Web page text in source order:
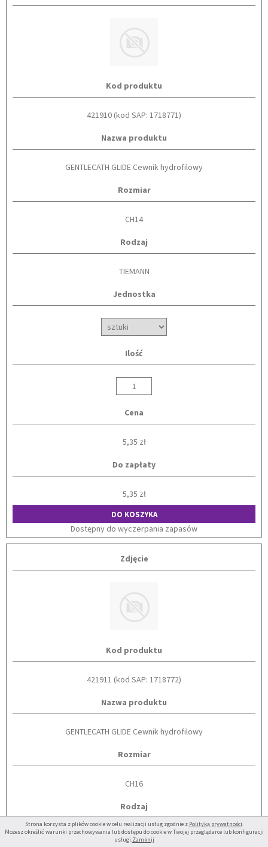
Strona korzysta z plików cookie w celu realizacji usług zgodnie z Polityką prywatności.
Możesz określić warunki przechowywania lub dostępu do cookie w Twojej przeglądarce lub konfiguracji
usługi.Zamknij
Kod produktu
421910 (kod SAP: 1718771)
Nazwa produktu
GENTLECATH GLIDE Cewnik hydrofilowy
Rozmiar
CH14
Rodzaj
TIEMANN
Jednostka
Ilość
Cena
5,35 zł
Do zapłaty
5,35 zł
DO KOSZYKA
Dostępny do wyczerpania zapasów
Zdjęcie
Kod produktu
421911 (kod SAP: 1718772)
Nazwa produktu
GENTLECATH GLIDE Cewnik hydrofilowy
Rozmiar
CH16
Rodzaj
TIEMANN